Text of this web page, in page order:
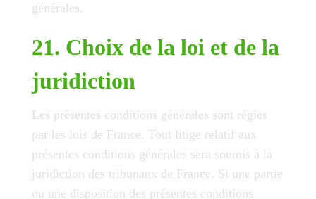
générales.
21. Choix de la loi et de la
juridiction
Les présentes conditions générales sont régies
par les lois de France. Tout litige relatif aux
présentes conditions générales sera soumis à la
juridiction des tribunaux de France. Si une partie
ou une disposition des présentes conditions